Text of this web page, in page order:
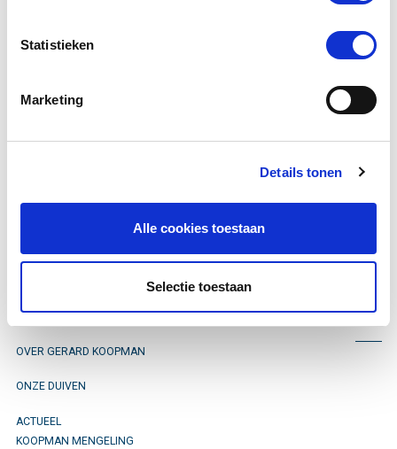
Statistieken
Marketing
Details tonen
Alle cookies toestaan
Selectie toestaan
Vriendis een
, geboren in
2003
Blijf op de hoogte
OVER GERARD KOOPMAN
ONZE DUIVEN
ACTUEEL
KOOPMAN MENGELING